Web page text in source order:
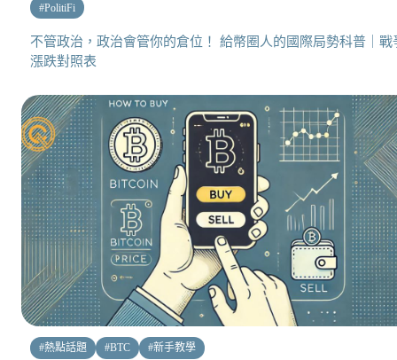
#PolitiFi
不管政治，政治會管你的倉位！ 給幣圈人的國際局勢科普｜戰
漲跌對照表
#熱點話題 #BTC #新手教學